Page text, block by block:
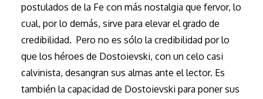
postulados de la Fe con más nostalgia que fervor, lo
cual, por lo demás, sirve para elevar el grado de
credibilidad. Pero no es sólo la credibilidad por lo
que los héroes de Dostoievski, con un celo casi
calvinista, desangran sus almas ante el lector. Es
también la capacidad de Dostoievski para poner sus